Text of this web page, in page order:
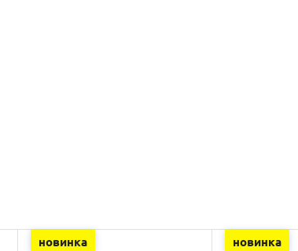
новинка новинка